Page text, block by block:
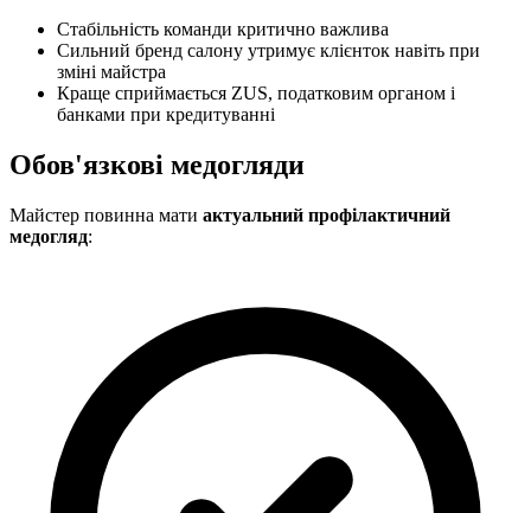
Стабільність команди критично важлива
Сильний бренд салону утримує клієнток навіть при
зміні майстра
Краще сприймається ZUS, податковим органом і
банками при кредитуванні
Обов'язкові медогляди
Майстер повинна мати актуальний профілактичний
медогляд: